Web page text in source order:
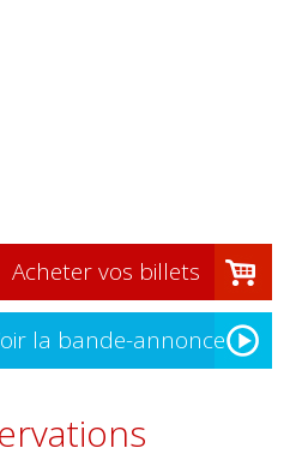
Acheter vos billets
la bande-annonce